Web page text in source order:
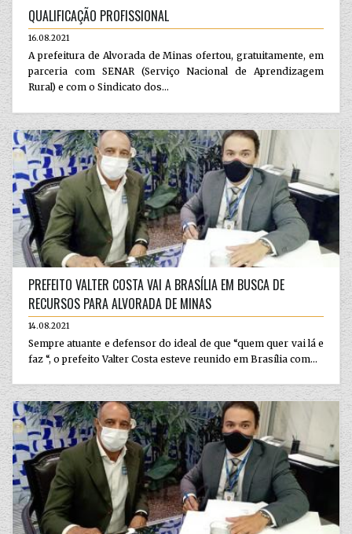
QUALIFICAÇÃO PROFISSIONAL
16.08.2021
A prefeitura de Alvorada de Minas ofertou, gratuitamente, em
parceria com SENAR (Serviço Nacional de Aprendizagem
Rural) e com o Sindicato dos...
PREFEITO VALTER COSTA VAI A BRASÍLIA EM BUSCA DE
RECURSOS PARA ALVORADA DE MINAS
14.08.2021
Sempre atuante e defensor do ideal de que “quem quer vai lá e
faz “, o prefeito Valter Costa esteve reunido em Brasília com...